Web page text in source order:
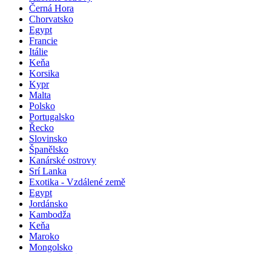
Černá Hora
Chorvatsko
Egypt
Francie
Itálie
Keňa
Korsika
Kypr
Malta
Polsko
Portugalsko
Řecko
Slovinsko
Španělsko
Kanárské ostrovy
Srí Lanka
Exotika - Vzdálené země
Egypt
Jordánsko
Kambodža
Keňa
Maroko
Mongolsko